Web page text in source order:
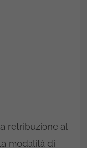
retribuzione al
modalità di